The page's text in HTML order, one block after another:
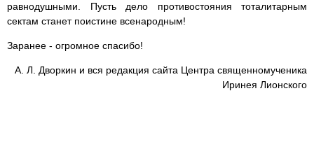
равнодушными. Пусть дело противостояния тоталитарным
сектам станет поистине всенародным!
Заранее - огромное спасибо!
А. Л. Дворкин и вся редакция сайта Центра священномученика
Иринея Лионского